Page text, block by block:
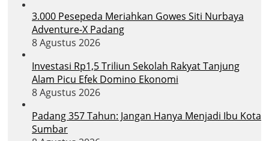
3.000 Pesepeda Meriahkan Gowes Siti Nurbaya
Adventure-X Padang
8 Agustus 2026
Investasi Rp1,5 Triliun Sekolah Rakyat Tanjung
Alam Picu Efek Domino Ekonomi
8 Agustus 2026
Padang 357 Tahun: Jangan Hanya Menjadi Ibu Kota
Sumbar